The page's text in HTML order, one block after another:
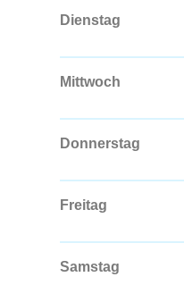
Dienstag
Mittwoch
Donnerstag
Freitag
Samstag